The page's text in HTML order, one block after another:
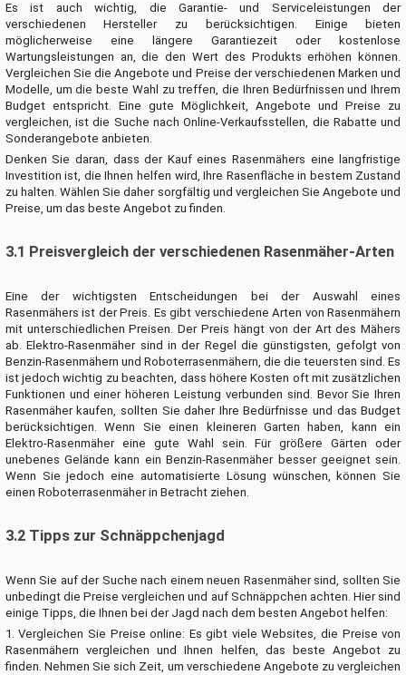
Es ist auch wichtig, die Garantie- und Serviceleistungen der
verschiedenen Hersteller zu berücksichtigen. Einige bieten
möglicherweise eine längere Garantiezeit oder kostenlose
Wartungsleistungen an, die den Wert des Produkts erhöhen können.
Vergleichen Sie die Angebote und Preise der verschiedenen Marken und
Modelle, um die beste Wahl zu treffen, die Ihren Bedürfnissen und Ihrem
Budget entspricht. Eine gute Möglichkeit, Angebote und Preise zu
vergleichen, ist die Suche nach Online-Verkaufsstellen, die Rabatte und
Sonderangebote anbieten.
Denken Sie daran, dass der Kauf eines Rasenmähers eine langfristige
Investition ist, die Ihnen helfen wird, Ihre Rasenfläche in bestem Zustand
zu halten. Wählen Sie daher sorgfältig und vergleichen Sie Angebote und
Preise, um das beste Angebot zu finden.
3.1 Preisvergleich der verschiedenen Rasenmäher-Arten
Eine der wichtigsten Entscheidungen bei der Auswahl eines
Rasenmähers ist der Preis. Es gibt verschiedene Arten von Rasenmähern
mit unterschiedlichen Preisen. Der Preis hängt von der Art des Mähers
ab. Elektro-Rasenmäher sind in der Regel die günstigsten, gefolgt von
Benzin-Rasenmähern und Roboterrasenmähern, die die teuersten sind. Es
ist jedoch wichtig zu beachten, dass höhere Kosten oft mit zusätzlichen
Funktionen und einer höheren Leistung verbunden sind. Bevor Sie Ihren
Rasenmäher kaufen, sollten Sie daher Ihre Bedürfnisse und das Budget
berücksichtigen. Wenn Sie einen kleineren Garten haben, kann ein
Elektro-Rasenmäher eine gute Wahl sein. Für größere Gärten oder
unebenes Gelände kann ein Benzin-Rasenmäher besser geeignet sein.
Wenn Sie jedoch eine automatisierte Lösung wünschen, können Sie
einen Roboterrasenmäher in Betracht ziehen.
3.2 Tipps zur Schnäppchenjagd
Wenn Sie auf der Suche nach einem neuen Rasenmäher sind, sollten Sie
unbedingt die Preise vergleichen und auf Schnäppchen achten. Hier sind
einige Tipps, die Ihnen bei der Jagd nach dem besten Angebot helfen:
1. Vergleichen Sie Preise online: Es gibt viele Websites, die Preise von
Rasenmähern vergleichen und Ihnen helfen, das beste Angebot zu
finden. Nehmen Sie sich Zeit, um verschiedene Angebote zu vergleichen